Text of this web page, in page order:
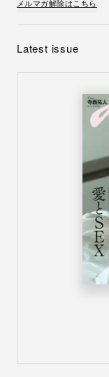
メルマガ解除はこちら
Latest issue